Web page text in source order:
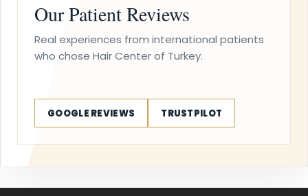
Our Patient Reviews
Real experiences from international patients
who chose Hair Center of Turkey.
GOOGLE REVIEWS TRUSTPILOT